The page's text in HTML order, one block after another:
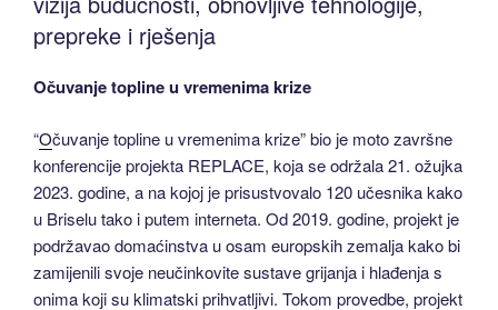
odluka”
i
hlađenja
objavljena
3
sintetička
izvješća
projekta
REPLACE”
prepreke i rješenja
Očuvanje topline u vremenima krize
“Očuvanje topline u vremenima krize” bio je moto završne
konferencije projekta REPLACE, koja se održala 21. ožujka
2023. godine, a na kojoj je prisustvovalo 120 učesnika kako
u Briselu tako i putem interneta. Od 2019. godine, projekt je
podržavao domaćinstva u osam europskih zemalja kako bi
zamijenili svoje neučinkovite sustave grijanja i hlađenja s
onima koji su klimatski prihvatljivi. Tokom provedbe, projekt